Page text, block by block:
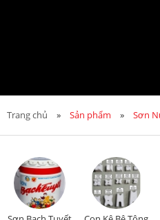
Trang chủ » Sản phẩm » Sơn